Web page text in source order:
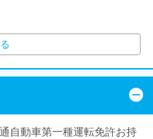
自動車第一種運転免許お持